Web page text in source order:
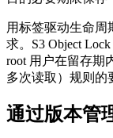
用标签驱动生命周
求。S3 Object
root 用户在留存期
多次读取）规则的
通过版本管